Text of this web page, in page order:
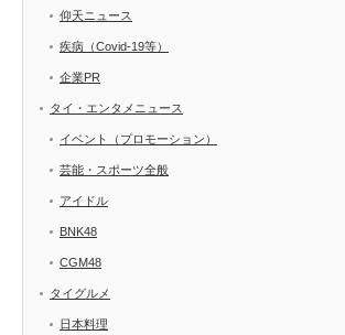
仰天ニュース
疾病（Covid-19等）
企業PR
タイ・エンタメニュース
イベント（プロモーション）
芸能・スポーツ全般
アイドル
BNK48
CGM48
タイグルメ
日本料理